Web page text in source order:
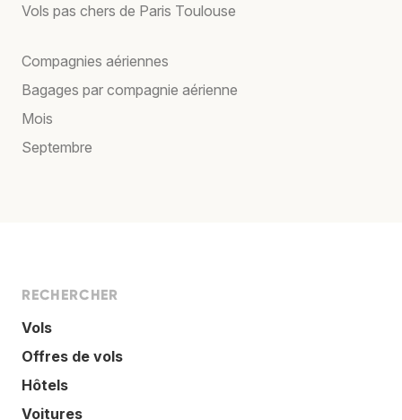
Vols pas chers de Paris Toulouse
Compagnies aériennes
Bagages par compagnie aérienne
Mois
Septembre
RECHERCHER
Vols
Offres de vols
Hôtels
Voitures